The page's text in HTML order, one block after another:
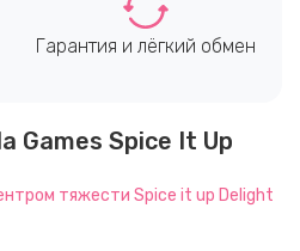
Гарантия и лёгкий обмен
Games Spice It Up